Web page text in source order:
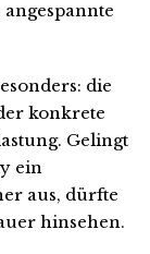
die
konkrete
Gelingt
ein
aus, dürfte
hinsehen.